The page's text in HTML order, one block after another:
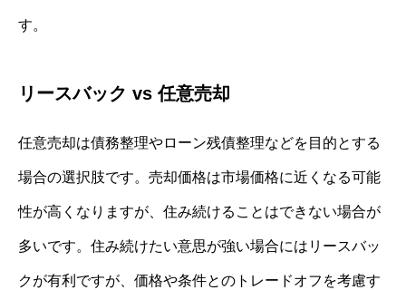
す。
リースバック vs 任意売却
任意売却は債務整理やローン残債整理などを目的とする
場合の選択肢です。売却価格は市場価格に近くなる可能
性が高くなりますが、住み続けることはできない場合が
多いです。住み続けたい意思が強い場合にはリースバッ
クが有利ですが、価格や条件とのトレードオフを考慮す